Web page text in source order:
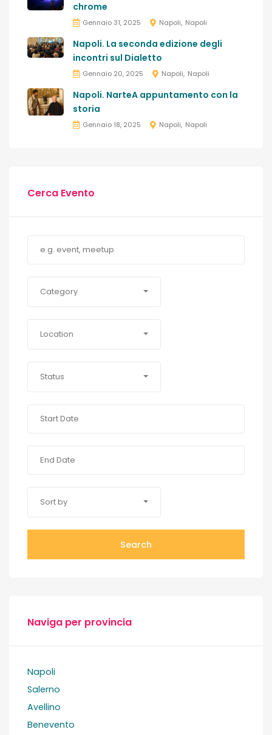
chrome
Gennaio 31, 2025 Napoli Napoli
Napoli. La seconda edizione degli
incontri sul Dialetto
Gennaio 20, 2025 Napoli Napoli
Napoli. NarteA appuntamento con la
storia
Gennaio 18, 2025 Napoli Napoli
Cerca Evento
Category
Location
Status
Sort by
Search
Naviga per provincia
Napoli
Salerno
Avellino
Benevento